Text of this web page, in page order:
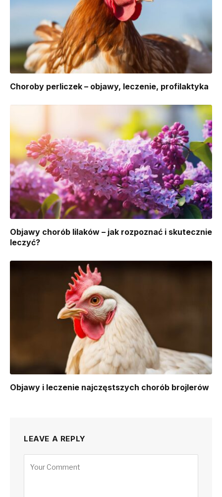
Choroby perliczek – objawy, leczenie, profilaktyka
Objawy chorób lilaków – jak rozpoznać i skutecznie
leczyć?
Objawy i leczenie najczęstszych chorób brojlerów
LEAVE A REPLY